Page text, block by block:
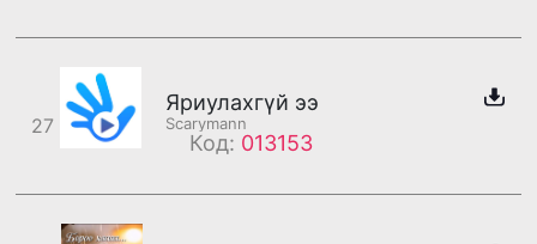
27
Яриулахгүй ээ
Scarymann
Код: 013153